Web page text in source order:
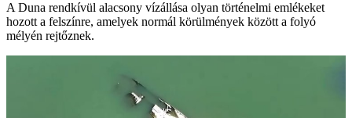
A Duna rendkívül alacsony vízállása olyan történelmi emlékeket
hozott a felszínre, amelyek normál körülmények között a folyó
mélyén rejtőznek.